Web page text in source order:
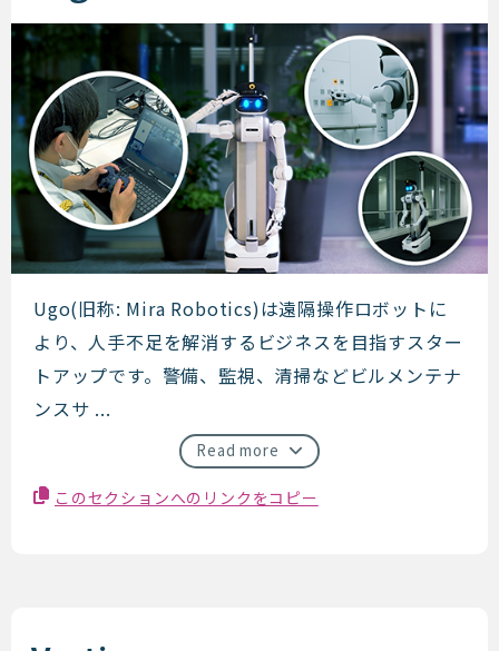
ｕｇｏ
Ugo(旧称: Mira Robotics)は遠隔操作ロボットに
より、人手不足を解消するビジネスを目指すスター
トアップです。警備、監視、清掃などビルメンテナ
ンスサ ...
Read more
このセクションへのリンクをコピー